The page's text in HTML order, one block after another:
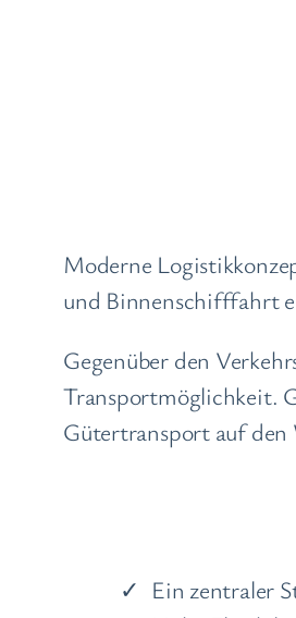
Moderne
und Binnenschifffahrt
Gegenüber den
Transportmöglichkeit.
Gütertransport auf den
Ein zentraler